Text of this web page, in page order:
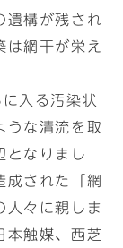
遺構が残され
は網干が栄え
入る汚染状
うな清流を取
となりまし
成された「網
人々に親しま
本触媒、西芝